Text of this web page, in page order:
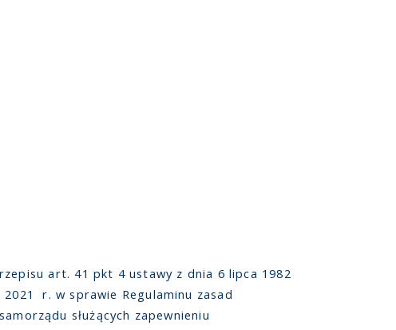
art. 41 pkt 4 ustawy z dnia 6 lipca 1982
r. w sprawie Regulaminu zasad
służących zapewnieniu